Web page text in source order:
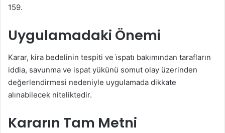
159.
Uygulamadaki Önemi
Karar, kira bedelinin tespiti ve i̇spatı bakımından tarafların
iddia, savunma ve ispat yükünü somut olay üzerinden
değerlendirmesi nedeniyle uygulamada dikkate
alınabilecek niteliktedir.
Kararın Tam Metni